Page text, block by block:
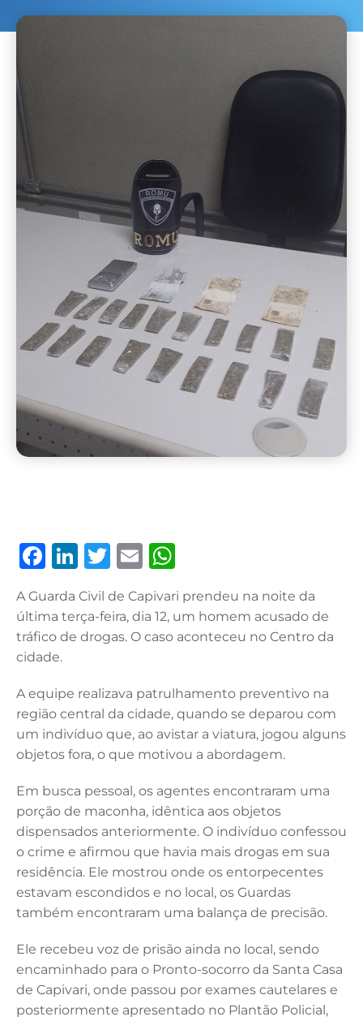
F
c
e
b
o
o
k
Li
k
e
n
T
it
te
E
ai
l
at
s
p
p
A Guarda Civil de Capivari prendeu na noite da
última terça-feira, dia 12, um homem acusado de
tráfico de drogas. O caso aconteceu no Centro da
cidade.
A equipe realizava patrulhamento preventivo na
região central da cidade, quando se deparou com
um indivíduo que, ao avistar a viatura, jogou alguns
objetos fora, o que motivou a abordagem.
Em busca pessoal, os agentes encontraram uma
porção de maconha, idêntica aos objetos
dispensados anteriormente. O indivíduo confessou
o crime e afirmou que havia mais drogas em sua
residência. Ele mostrou onde os entorpecentes
estavam escondidos e no local, os Guardas
também encontraram uma balança de precisão.
Ele recebeu voz de prisão ainda no local, sendo
encaminhado para o Pronto-socorro da Santa Casa
de Capivari, onde passou por exames cautelares e
posteriormente apresentado no Plantão Policial,